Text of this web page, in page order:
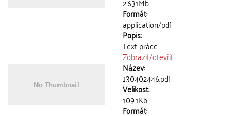
Formát:
application/pdf
Popis:
Text práce
Zobrazit/otevřít
Název:
130402446.pdf
Velikost:
109.1Kb
Formát: